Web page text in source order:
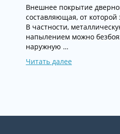
Внешнее покрытие
составляющая, от которой
В частности,
напылением можно
наружную …
Читать далее